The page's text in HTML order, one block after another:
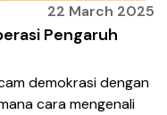
22 March 2025
Pengaruh
demokrasi dengan
cara mengenali